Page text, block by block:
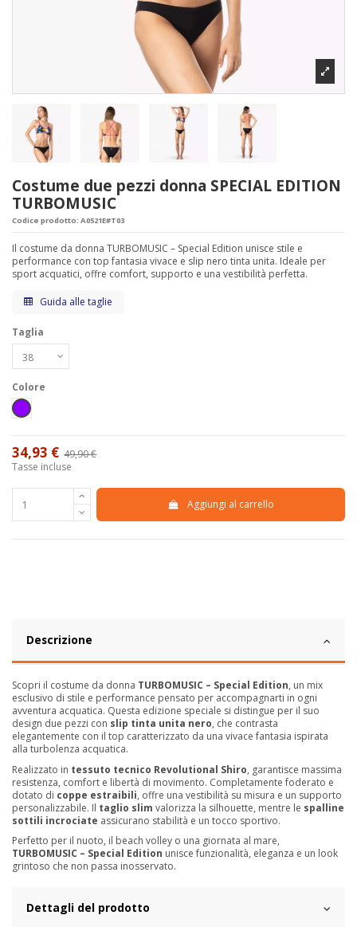
Costume due pezzi donna SPECIAL EDITION
TURBOMUSIC
Codice prodotto: A0521E#T03
Il costume da donna TURBOMUSIC – Special Edition unisce stile e
performance con top fantasia vivace e slip nero tinta unita. Ideale per
sport acquatici, offre comfort, supporto e una vestibilità perfetta.
Guida alle taglie
Taglia
Colore
Viola
34,93 € 49,90 €
Tasse incluse
Aggiungi al carrello
Descrizione
Scopri il costume da donna TURBOMUSIC – Special Edition, un mix
esclusivo di stile e performance pensato per accompagnarti in ogni
avventura acquatica. Questa edizione speciale si distingue per il suo
design due pezzi con slip tinta unita nero, che contrasta
elegantemente con il top caratterizzato da una vivace fantasia ispirata
alla turbolenza acquatica.
Realizzato in tessuto tecnico Revolutional Shiro, garantisce massima
resistenza, comfort e libertà di movimento. Completamente foderato e
dotato di coppe estraibili, offre una vestibilità su misura e un supporto
personalizzabile. Il taglio slim valorizza la silhouette, mentre le spalline
sottili incrociate assicurano stabilità e un tocco sportivo.
Perfetto per il nuoto, il beach volley o una giornata al mare,
TURBOMUSIC – Special Edition unisce funzionalità, eleganza e un look
grintoso che non passa inosservato.
Dettagli del prodotto